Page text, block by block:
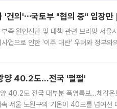
'건의'⋯국토부 "협의 중" 입장만
족 원인진단 및 대책 관련 브리핑 서울
업으로 인한 '이주 대란' 우려와 정부와
양 40.2도…전국 '펄펄'
40.2도 전국 대부분 폭염특보…체감
서울 노원구의 기온이 40도를 넘어선